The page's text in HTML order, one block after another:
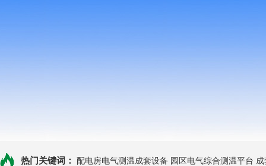
热门关键词： 配电房电气测温成套设备 园区电气综合测温平台